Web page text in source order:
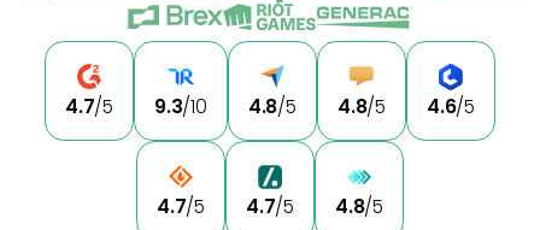
4.7/5 9.3/10 4.8/5 4.8/5 4.6/5
4.7/5 4.7/5 4.8/5